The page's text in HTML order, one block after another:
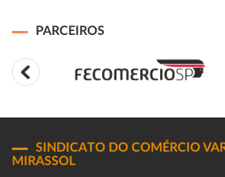
PARCEIROS
SINDICATO DO COMÉRCIO
MIRASSOL